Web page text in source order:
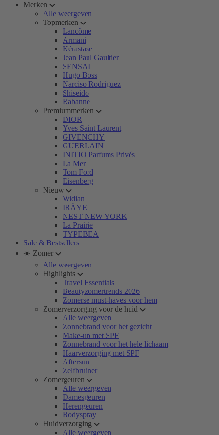
Merken
Alle weergeven
Topmerken
Lancôme
Armani
Kérastase
Jean Paul Gaultier
SENSAI
Hugo Boss
Narciso Rodriguez
Shiseido
Rabanne
Premiummerken
DIOR
Yves Saint Laurent
GIVENCHY
GUERLAIN
INITIO Parfums Privés
La Mer
Tom Ford
Eisenberg
Nieuw
Widian
IRÄYE
NEST NEW YORK
La Prairie
TYPEBEA
Sale & Bestsellers
☀️ Zomer
Alle weergeven
Highlights
Travel Essentials
Beautyzomertrends 2026
Zomerse must-haves voor hem
Zomerverzorging voor de huid
Alle weergeven
Zonnebrand voor het gezicht
Make-up met SPF
Zonnebrand voor het hele lichaam
Haarverzorging met SPF
Aftersun
Zelfbruiner
Zomergeuren
Alle weergeven
Damesgeuren
Herengeuren
Bodyspray
Huidverzorging
Alle weergeven